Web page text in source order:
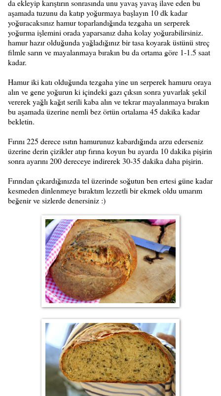
da ekleyip karıştırın sonrasında unu yavaş yavaş ilave eden bu
aşamada tuzunu da katıp yoğurmaya başlayın 10 dk kadar
yoğuracaksınız hamur toparlandığında tezgaha un serperek
yoğurma işlemini orada yaparsanız daha kolay yoğurabilirsiniz.
hamur hazır olduğunda yağladığınız bir tasa koyarak üstünü streç
filmle sarın ve mayalanmaya bırakın bu da ortama göre 1-1.5 saat
kadar.
Hamur iki katı olduğunda tezgaha yine un serperek hamuru oraya
alın ve gene yoğurun ki içindeki gazı çıksın sonra yuvarlak şekil
vererek yağlı kağıt serili kaba alın ve tekrar mayalanmaya bırakın
bu aşamada üzerine nemli bez örtün ortalama 45 dakika kadar
bekletin.
Fırını 225 derece ısıtın hamurunuz kabardığında arzu ederseniz
üzerine derin çizikler atıp fırına koyun bu ayarda 10 dakika pişirin
sonra ayarını 200 dereceye indirerek 30-35 dakika daha pişirin.
Fırından çıkardığınızda tel üzerinde soğutun ben ertesi güne kadar
kesmeden dinlenmeye bıraktım lezzetli bir ekmek oldu umarım
beğenir ve sizlerde denersiniz :)